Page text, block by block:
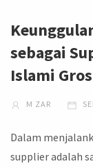
sebagai
Islami
M ZAR
Dalam
supplier adalah